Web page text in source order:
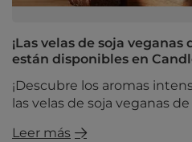
¡Las velas de soja
están disponibles en
¡Descubre los aromas
las velas de soja veganas
Leer más